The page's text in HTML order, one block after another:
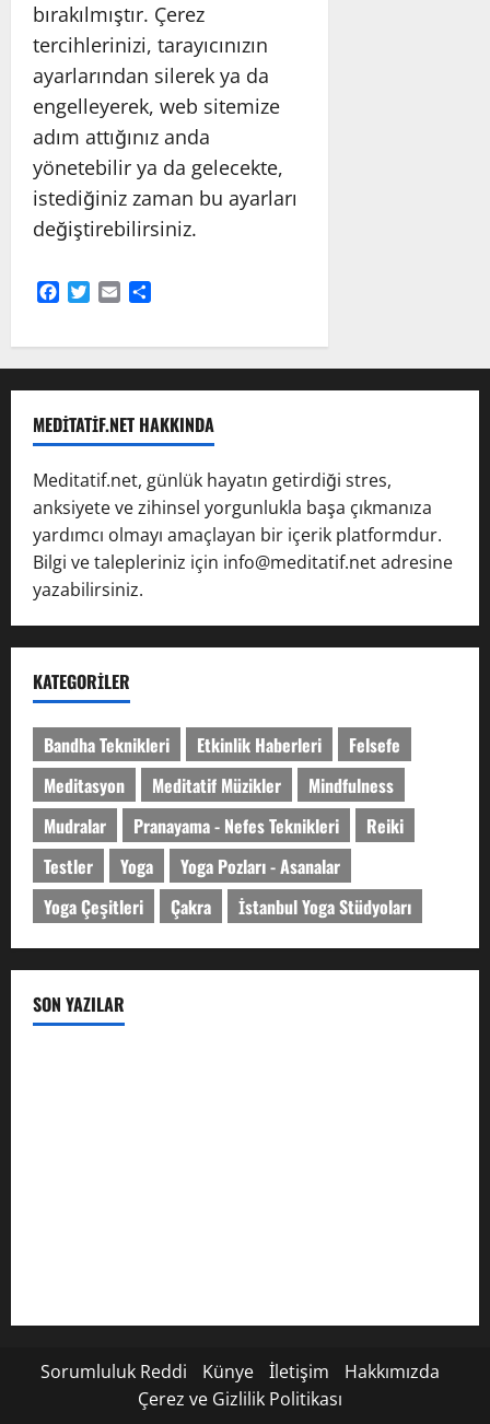
bırakılmıştır. Çerez
tercihlerinizi, tarayıcınızın
ayarlarından silerek ya da
engelleyerek, web sitemize
adım attığınız anda
yönetebilir ya da gelecekte,
istediğiniz zaman bu ayarları
değiştirebilirsiniz.
Facebook
Twitter
Email
MEDITATIF.NET HAKKINDA
Meditatif.net, günlük hayatın getirdiği stres,
anksiyete ve zihinsel yorgunlukla başa çıkmanıza
yardımcı olmayı amaçlayan bir içerik platformdur.
Bilgi ve talepleriniz için info@meditatif.net adresine
yazabilirsiniz.
KATEGORILER
Bandha Teknikleri Etkinlik Haberleri
Felsefe
Meditasyon
Meditatif Müzikler
Mindfulness
Mudralar
Pranayama - Nefes Teknikleri
Reiki
Testler
Yoga
Yoga Pozları - Asanalar
Yoga Çeşitleri
Çakra İstanbul Yoga Stüdyoları
SON YAZILAR
Sorumluluk Reddi Künye İletişim
Hakkımızda
Çerez ve Gizlilik Politikası